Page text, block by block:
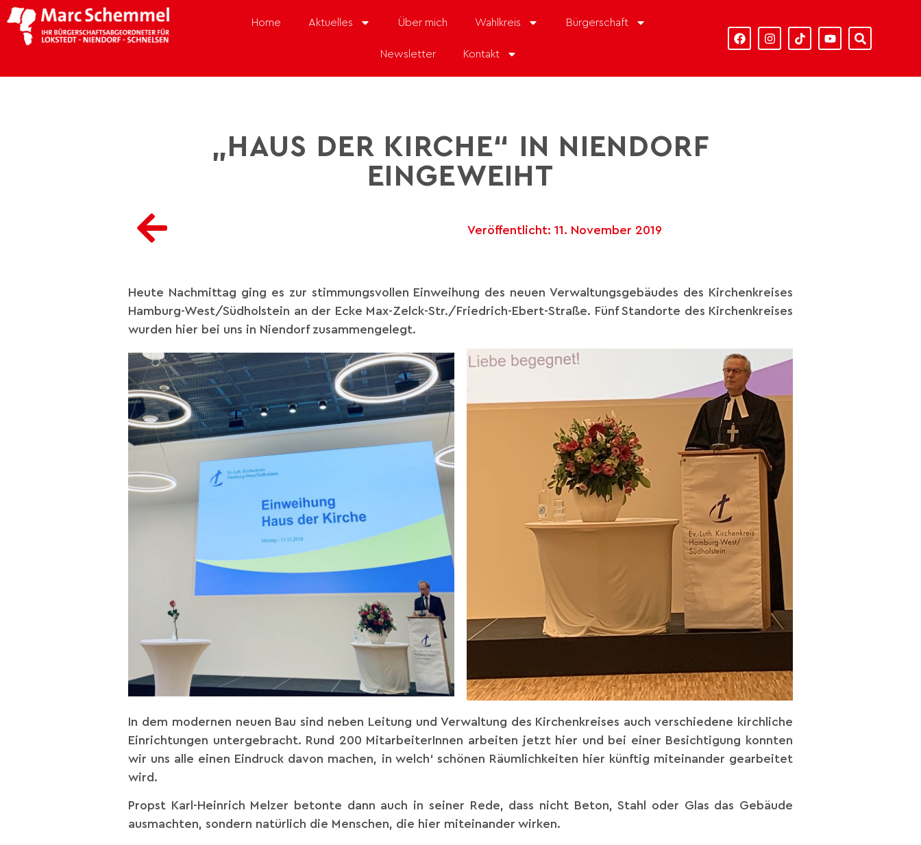
Home Aktuelles Über mich Wahlkreis Bürgerschaft
Newsletter Kontakt
„HAUS DER KIRCHE“ IN NIENDORF
EINGEWEIHT
Veröffentlicht: 11. November 2019
Heute Nachmittag ging es zur stimmungsvollen Einweihung des neuen Verwaltungsgebäudes des Kirchenkreises
Hamburg-West/Südholstein an der Ecke Max-Zelck-Str./Friedrich-Ebert-Straße. Fünf Standorte des Kirchenkreises
wurden hier bei uns in Niendorf zusammengelegt.
In dem modernen neuen Bau sind neben Leitung und Verwaltung des Kirchenkreises auch verschiedene kirchliche
Einrichtungen untergebracht. Rund 200 MitarbeiterInnen arbeiten jetzt hier und bei einer Besichtigung konnten
wir uns alle einen Eindruck davon machen, in welch‘ schönen Räumlichkeiten hier künftig miteinander gearbeitet
wird.
Propst Karl-Heinrich Melzer betonte dann auch in seiner Rede, dass nicht Beton, Stahl oder Glas das Gebäude
ausmachten, sondern natürlich die Menschen, die hier miteinander wirken.